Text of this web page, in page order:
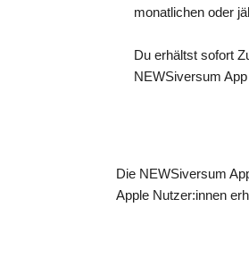
monatlichen oder
Du erhältst sofort
NEWSiversum
Die NEWSiversum
Apple Nutzer:innen